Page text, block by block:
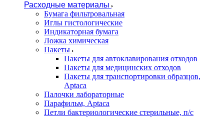
Расходные материалы
Бумага фильтровальная
Иглы гистологические
Индикаторная бумага
Ложка химическая
Пакеты
Пакеты для автоклавирования отходов
Пакеты для медицинских отходов
Пакеты для транспортировки образцов,
Aptaca
Палочки лабораторные
Парафильм, Aptaca
Петли бактериологические стерильные, п/с